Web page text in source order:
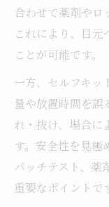
合わせて薬剤やロ
これにより、目元
ことが可能です。
一方、セルフキッ
量や放置時間を誤
れ・抜け、場合に
す。安全性を見極
パッチテスト、薬
重要なポイントで